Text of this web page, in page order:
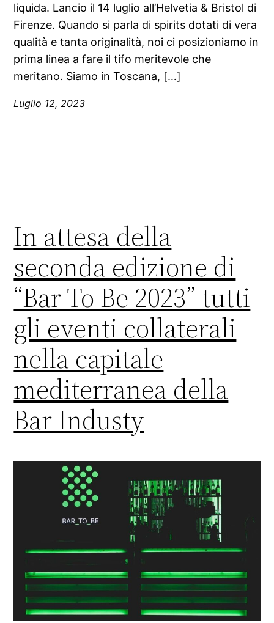
liquida. Lancio il 14 luglio all’Helvetia & Bristol di
Firenze. Quando si parla di spirits dotati di vera
qualità e tanta originalità, noi ci posizioniamo in
prima linea a fare il tifo meritevole che
meritano. Siamo in Toscana, […]
Luglio 12, 2023
In attesa della
seconda edizione di
“Bar To Be 2023” tutti
gli eventi collaterali
nella capitale
mediterranea della
Bar Industy